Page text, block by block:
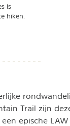
is
hiken.
Trail zijn
epische